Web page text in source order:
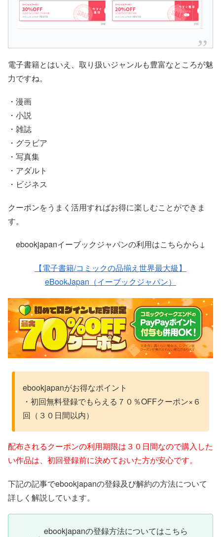
電子書籍とはいえ、取り扱いジャンルも豊富なところが魅
力ですね。
・漫画
・小説
・雑誌
・グラビア
・写真集
・アダルト
・ビジネス
クーポンをうまく活用すればお得に楽しむことができま
す。
ebookjapanイーブックジャパンの利用はこちらから↓
【電子書籍/コミックの品揃え世界最大級】
eBookJapan（イーブックジャパン）
ebookjapanがお得なポイント
・初回無料登録でもらえる７０％OFFクーポン×６
回（３０日間以内）
配布されるクーポンの利用期限は３０日間なので購入した
い作品は、初回登録前に決めておいた方が安心です。
下記の記事でebookjapanの登録及び解約の方法について
詳しく解説しています。
ebookjapanの登録方法についてはこちら